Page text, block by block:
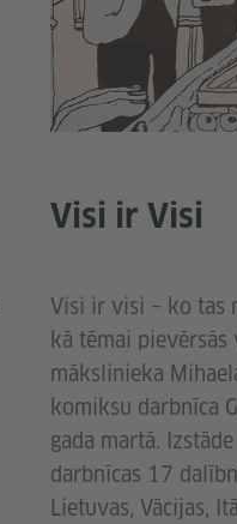
Visi ir Visi
Visi ir visi – ko tas
kā tēmai
mākslinieka
komiksu darbnīca
gada martā.
darbnīcas 17
Lietuvas, Vācijas,